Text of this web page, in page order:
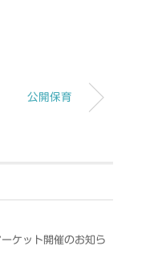
公開保育
ケット開催のお知ら